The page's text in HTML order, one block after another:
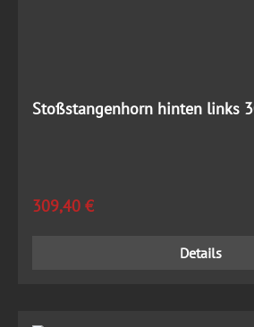
Stoßstangenhorn hinten links
Regulärer Preis:
309,40 €
Details